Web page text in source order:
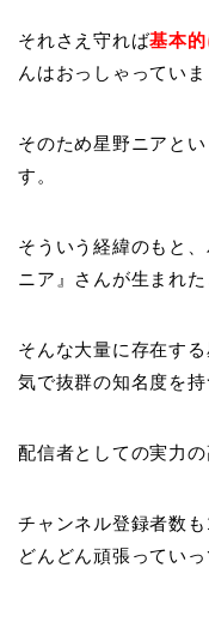
それさえ守れば基本
んはおっしゃっていま
そのため星野ニアと
す。
そういう経緯のもと
ニア』さんが生まれ
そんな大量に存在す
気で抜群の知名度を持
配信者としての実力
チャンネル登録者数
どんどん頑張ってい